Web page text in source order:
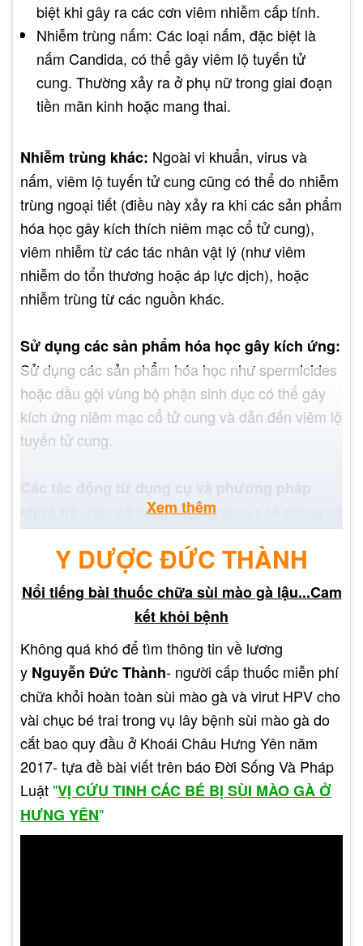
biệt khi gây ra các cơn viêm nhiễm cấp tính.
Nhiễm trùng nấm: Các loại nấm, đặc biệt là
nấm Candida, có thể gây viêm lộ tuyến tử
cung. Thường xảy ra ở phụ nữ trong giai đoạn
tiền mãn kinh hoặc mang thai.
Nhiễm trùng khác: Ngoài vi khuẩn, virus và
nấm, viêm lộ tuyến tử cung cũng có thể do nhiễm
trùng ngoại tiết (điều này xảy ra khi các sản phẩm
hóa học gây kích thích niêm mạc cổ tử cung),
viêm nhiễm từ các tác nhân vật lý (như viêm
nhiễm do tổn thương hoặc áp lực dịch), hoặc
nhiễm trùng từ các nguồn khác.
Sử dụng các sản phẩm hóa học gây kích ứng:
Sử dụng các sản phẩm hóa học như spermicides
hoặc dầu gội vùng bộ phận sinh dục có thể gây
kích ứng niêm mạc cổ tử cung và dẫn đến viêm lộ
tuyến tử cung.
Việc sử dụng các dụng cụ y tế không vệ
sinh hoặc phương pháp chữa trị không thích hợp
có thể gây viêm lộ tuyến tử cung.
Những biểu hiện, triệu chứng
xảy ra gặp mắc phải bệnh
viêm lộ tuyến tử cung
Xem thêm
Y DƯỢC ĐỨC THÀNH
Nổi tiếng bài thuốc chữa sùi mào gà lậu...Cam
kết khỏi bệnh
Không quá khó để tìm thông tin về lương
y Nguyễn Đức Thành- người cấp thuốc miễn phí
chữa khỏi hoàn toàn sùi mào gà và virut HPV cho
vài chục bé trai trong vụ lây bệnh sùi mào gà do
cắt bao quy đầu ở Khoái Châu Hưng Yên năm
2017- tựa đề bài viết trên báo Đời Sống Và Pháp
Luật "VỊ CỨU TINH CÁC BÉ BỊ SÙI MÀO GÀ Ở
HƯNG YÊN"